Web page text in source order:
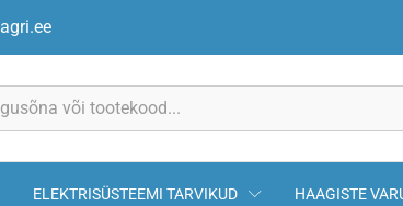
ELEKTRISÜSTEEMI TARVIKUD HAAGISTE
MTZ